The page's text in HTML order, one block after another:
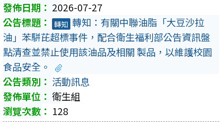
2026-07-27
轉知 轉知：有關中聯油脂「大豆沙拉
油」苯駢芘超標事件，配合衛生福利部公告資訊盤
點清查並禁止使用該油品及相關 製品，以維護校園
食品安全。
活動訊息
衛生組
128